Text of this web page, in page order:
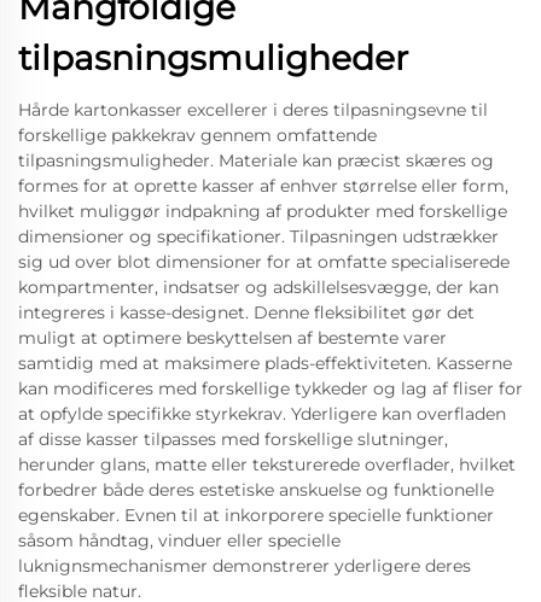
tilpasningsmuligheder
Hårde kartonkasser excellerer i deres tilpasningsevne til
forskellige pakkekrav gennem omfattende
tilpasningsmuligheder. Materiale kan præcist skæres og
formes for at oprette kasser af enhver størrelse eller form,
hvilket muliggør indpakning af produkter med forskellige
dimensioner og specifikationer. Tilpasningen udstrækker
sig ud over blot dimensioner for at omfatte specialiserede
kompartmenter, indsatser og adskillelsesvægge, der kan
integreres i kasse-designet. Denne fleksibilitet gør det
muligt at optimere beskyttelsen af bestemte varer
samtidig med at maksimere plads-effektiviteten. Kasserne
kan modificeres med forskellige tykkeder og lag af fliser for
at opfylde specifikke styrkekrav. Yderligere kan overfladen
af disse kasser tilpasses med forskellige slutninger,
herunder glans, matte eller teksturerede overflader, hvilket
forbedrer både deres estetiske anskuelse og funktionelle
egenskaber. Evnen til at inkorporere specielle funktioner
såsom håndtag, vinduer eller specielle
luknignsmechanismer demonstrerer yderligere deres
fleksible natur.